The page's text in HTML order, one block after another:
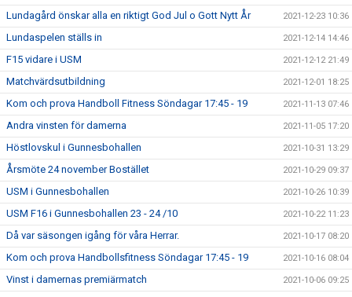
Lundagård önskar alla en riktigt God Jul o Gott Nytt År 2021-12-23 10:36
Lundaspelen ställs in 2021-12-14 14:46
F15 vidare i USM 2021-12-12 21:49
Matchvärdsutbildning 2021-12-01 18:25
Kom och prova Handboll Fitness Söndagar 17:45 - 19 2021-11-13 07:46
Andra vinsten för damerna 2021-11-05 17:20
Höstlovskul i Gunnesbohallen 2021-10-31 13:29
Årsmöte 24 november Bostället 2021-10-29 09:37
USM i Gunnesbohallen 2021-10-26 10:39
USM F16 i Gunnesbohallen 23 - 24 /10 2021-10-22 11:23
Då var säsongen igång för våra Herrar. 2021-10-17 08:20
Kom och prova Handbollsfitness Söndagar 17:45 - 19 2021-10-16 08:04
Vinst i damernas premiärmatch 2021-10-06 09:25